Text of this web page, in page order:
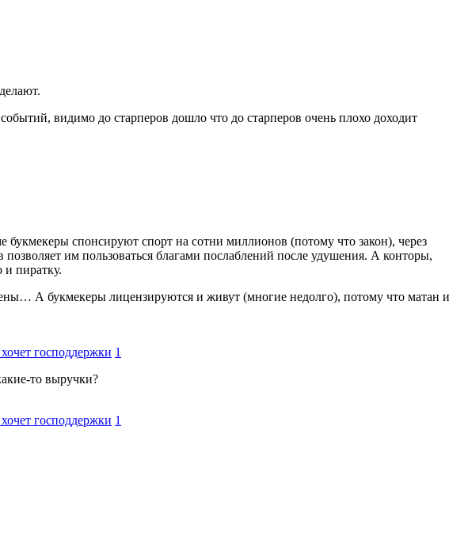
видимо до старперов дошло что до старперов очень плохо доходит
спонсируют спорт на сотни миллионов (потому что закон), через
им пользоваться благами послаблений после удушения. А конторы,
и пиратку.
А букмекеры лицензируются и живут (многие недолго), потому что матан и
господдержки 1
то выручки?
господдержки 1